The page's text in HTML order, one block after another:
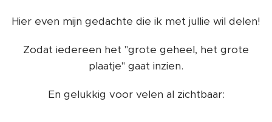
Hier even mijn gedachte die ik met jullie wil delen!
Zodat iedereen het "grote geheel, het grote
plaatje" gaat inzien.
En gelukkig voor velen al zichtbaar: